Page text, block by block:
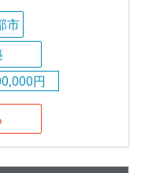
市
円